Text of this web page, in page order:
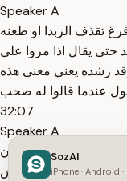
Speaker A
تقذف الزبدا او طعنه
حتى يقال اذا مروا على
رشده يعني معنى هذه
عندما قالوا له صحب
32:07
Speaker A
اذا قصدتم بالسلامه ان
لماذا ارجع الى الدنيا ش
SozAI
iPhone · Android